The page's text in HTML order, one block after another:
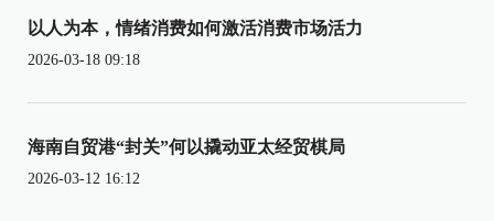
以人为本，情绪消费如何激活消费市场活力
2026-03-18 09:18
海南自贸港“封关”何以撬动亚太经贸棋局
2026-03-12 16:12